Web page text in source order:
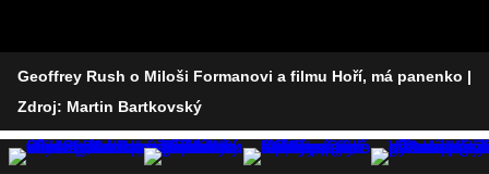
Geoffrey Rush o Miloši Formanovi a filmu Hoří, má panenko |
Zdroj: Martin Bartkovský